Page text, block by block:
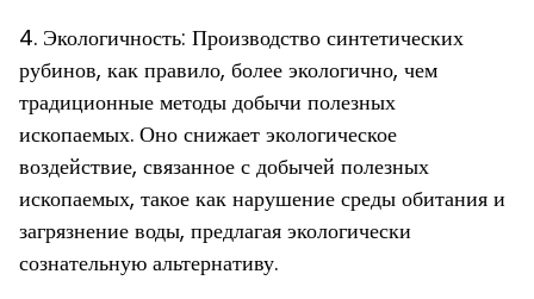
4. Экологичность: Производство синтетических
рубинов, как правило, более экологично, чем
традиционные методы добычи полезных
ископаемых. Оно снижает экологическое
воздействие, связанное с добычей полезных
ископаемых, такое как нарушение среды обитания и
загрязнение воды, предлагая экологически
сознательную альтернативу.